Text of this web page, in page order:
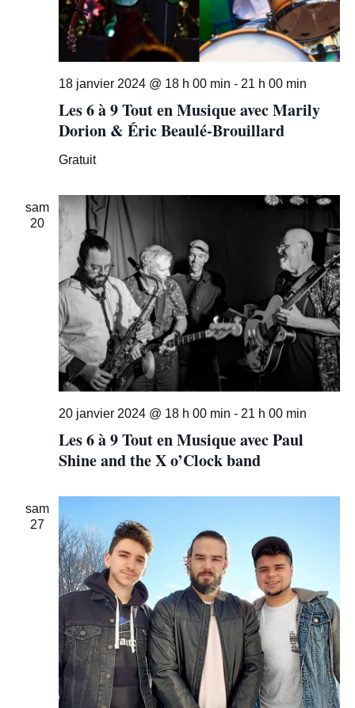
Les 6 à 9 Tout en Musique avec Marily
Dorion & Éric Beaulé-Brouillard
18 janvier 2024 @ 18 h 00 min - 21 h 00 min
Gratuit
sam
20
Les 6 à 9 Tout en Musique avec Paul
Shine and the X o’Clock band
20 janvier 2024 @ 18 h 00 min - 21 h 00 min
sam
27